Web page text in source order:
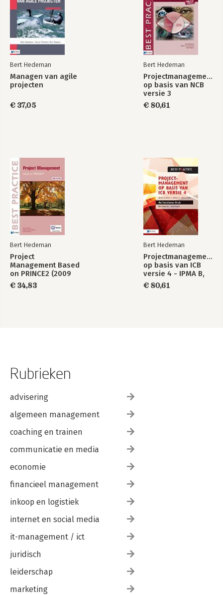
Bert Hedeman
Managen van agile
projecten
€ 37,05
Bert Hedeman
Projectmanagement
op basis van NCB
versie 3
€ 80,61
Bert Hedeman
Project
Management Based
on PRINCE2 (2009
Edition)
€ 34,83
Bert Hedeman
Projectmanagement
op basis van ICB
versie 4 - IPMA B,
IPMA C, IPMA D,
IPMA PMO
€ 80,61
Rubrieken
advisering
algemeen management
coaching en trainen
communicatie en media
economie
financieel management
inkoop en logistiek
internet en social media
it-management / ict
juridisch
leiderschap
marketing